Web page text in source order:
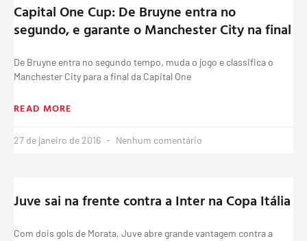
Capital One Cup: De Bruyne entra no
segundo, e garante o Manchester City na final
De Bruyne entra no segundo tempo, muda o jogo e classifica o
Manchester City para a final da Capital One
READ MORE
27 de janeiro de 2016 Nenhum comentário
Juve sai na frente contra a Inter na Copa Itália
Com dois gols de Morata, Juve abre grande vantagem contra a